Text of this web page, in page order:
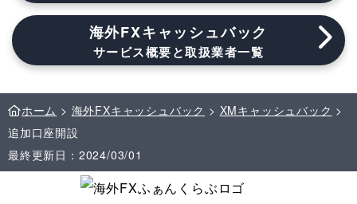
海外FXキャッシュバック
サービス概要と取扱業者一覧
ホーム > 海外FXキャッシュバック > XMキャッシュバック >
追加口座開設
最終更新日：2024/03/01